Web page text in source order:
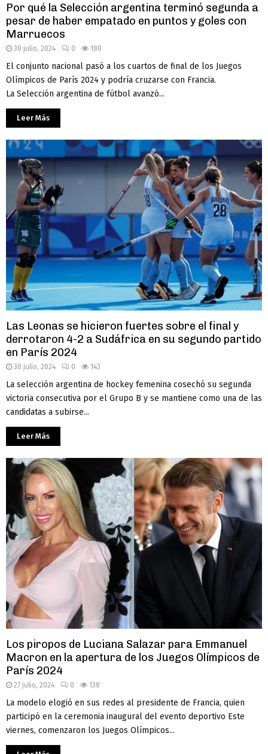
Por qué la Selección argentina terminó segunda a
pesar de haber empatado en puntos y goles con
Marruecos
30 julio, 2024 0 180
El conjunto nacional pasó a los cuartos de final de los Juegos
Olímpicos de París 2024 y podría cruzarse con Francia.
La Selección argentina de fútbol avanzó...
Leer Más
Las Leonas se hicieron fuertes sobre el final y
derrotaron 4-2 a Sudáfrica en su segundo partido
en París 2024
30 julio, 2024 0 143
La selección argentina de hockey femenina cosechó su segunda
victoria consecutiva por el Grupo B y se mantiene como una de las
candidatas a subirse...
Leer Más
Los piropos de Luciana Salazar para Emmanuel
Macron en la apertura de los Juegos Olímpicos de
París 2024
27 julio, 2024 0 138
La modelo elogió en sus redes al presidente de Francia, quien
participó en la ceremonia inaugural del evento deportivo Este
viernes, comenzaron los Juegos Olímpicos...